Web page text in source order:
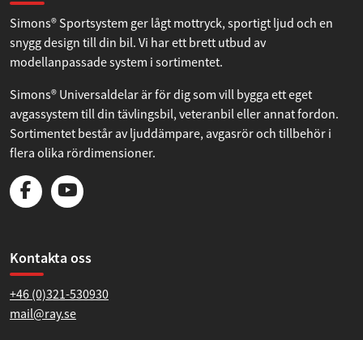
Simons® Sportsystem ger lågt mottryck, sportigt ljud och en
snygg design till din bil. Vi har ett brett utbud av
modellanpassade system i sortimentet.
Simons® Universaldelar är för dig som vill bygga ett eget
avgassystem till din tävlingsbil, veteranbil eller annat fordon.
Sortimentet består av ljuddämpare, avgasrör och tillbehör i
flera olika rördimensioner.
Kontakta oss
+46 (0)321-530930
mail@ray.se